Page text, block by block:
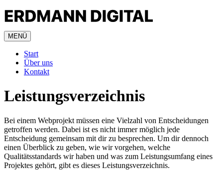
MENÜ
Start
Über uns
Kontakt
Leistungsverzeichnis
Bei einem Webprojekt müssen eine Vielzahl von Entscheidungen
getroffen werden. Dabei ist es nicht immer möglich jede
Entscheidung gemeinsam mit dir zu besprechen. Um dir dennoch
einen Überblick zu geben, wie wir vorgehen, welche
Qualitätsstandards wir haben und was zum Leistungsumfang eines
Projektes gehört, gibt es dieses Leistungsverzeichnis.